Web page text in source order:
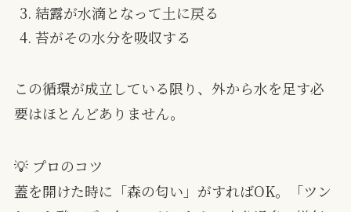
結露が水滴となって土に戻る
苔がその水分を吸収する
この循環が成立している限り、外から水を足す必
要はほとんどありません。
💡 プロのコツ
蓋を開けた時に「森の匂い」がすればOK。「ツン